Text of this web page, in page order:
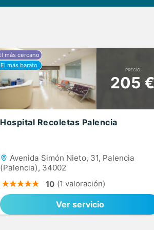
PRECIO
205
Hospital Recoletas Palencia
Avenida Simón Nieto, 31, Palencia
(Palencia), 34002
10 (1 valoración)
Ver servicio